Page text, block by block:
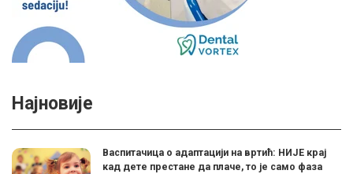
Најновије
Васпитачица о адаптацији на вртић: НИЈЕ крај
кад дете престане да плаче, то је само фаза